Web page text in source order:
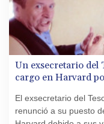
Un exsecretario del
cargo en Harvard
El exsecretario del
renunció a su puesto